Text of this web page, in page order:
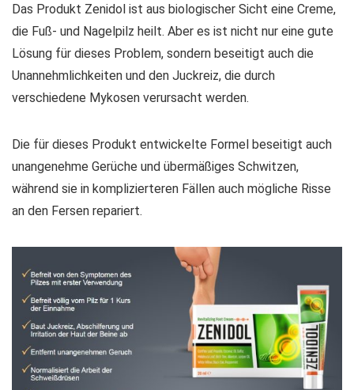
Das Produkt Zenidol ist aus biologischer Sicht eine Creme,
die Fuß- und Nagelpilz heilt. Aber es ist nicht nur eine gute
Lösung für dieses Problem, sondern beseitigt auch die
Unannehmlichkeiten und den Juckreiz, die durch
verschiedene Mykosen verursacht werden.
Die für dieses Produkt entwickelte Formel beseitigt auch
unangenehme Gerüche und übermäßiges Schwitzen,
während sie in komplizierteren Fällen auch mögliche Risse
an den Fersen repariert.